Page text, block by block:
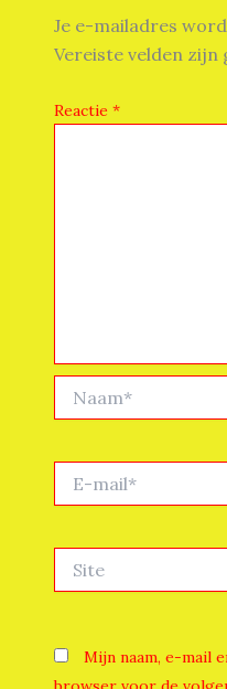
Je e-mailadres
Vereiste velden
Reactie *
mail*
Mijn naam, e-mail